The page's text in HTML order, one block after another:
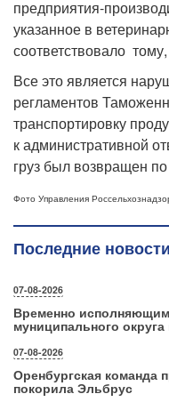
предприятия-
указанное в
соответствовало
Все этоявляется
регламентов
транспортировку
к административной
груз был возвращен
Фото Управления
Последние новости
07-08-2026
Временно
муниципального
07-08-2026
Оренбургская команда
покорила Эльбрус